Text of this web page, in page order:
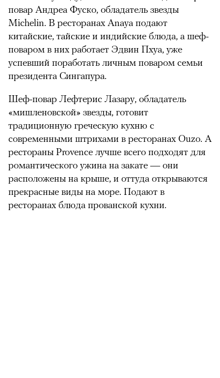
повар Андреа Фуско, обладатель звезды
Michelin. В ресторанах Anaya подают
китайские, тайские и индийские блюда, а шеф-
поваром в них работает Эдвин Пхуа, уже
успевший поработать личным поваром семьи
президента Сингапура.
Шеф-повар Лефтерис Лазару, обладатель
«мишленовской» звезды, готовит
традиционную греческую кухню с
современными штрихами в ресторанах Ouzo. А
рестораны Provence лучше всего подходят для
романтического ужина на закате — они
расположены на крыше, и оттуда открываются
прекрасные виды на море. Подают в
ресторанах блюда прованской кухни.